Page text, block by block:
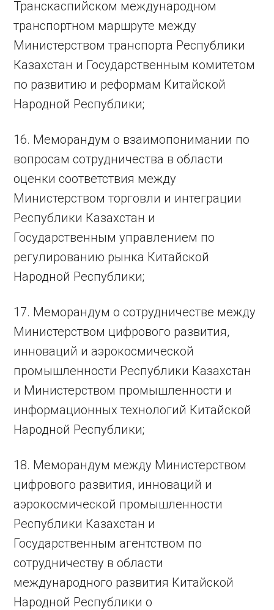
Транскаспийском международном
транспортном маршруте между
Министерством транспорта Республики
Казахстан и Государственным комитетом
по развитию и реформам Китайской
Народной Республики;
16. Меморандум о взаимопонимании по
вопросам сотрудничества в области
оценки соответствия между
Министерством торговли и интеграции
Республики Казахстан и
Государственным управлением по
регулированию рынка Китайской
Народной Республики;
17. Меморандум о сотрудничестве между
Министерством цифрового развития,
инноваций и аэрокосмической
промышленности Республики Казахстан
и Министерством промышленности и
информационных технологий Китайской
Народной Республики;
18. Меморандум между Министерством
цифрового развития, инноваций и
аэрокосмической промышленности
Республики Казахстан и
Государственным агентством по
сотрудничеству в области
международного развития Китайской
Народной Республики о